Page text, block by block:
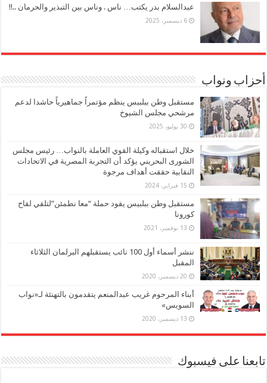
عبدالسلام بدر يكتب… ناس . وناس بين التبذير والحرمان ..!!
6 ديسمبر، 2025
أحزاب ونواب
مستقبل وطن ببلبيس ينظم مؤتمراً جماهيرياً حاشدا لدعم
مرشحي مجلس الشيوخ
30 يوليو، 2025
خلال استقباله وكيلة القوي العاملة بالنواب… رئيس مجلس
الشورى البحريني يؤكد أن التجربة المصرية في الاتحادات
النقابية حققت أهداف مرجوة
15 فبراير، 2024
مستقبل وطن ببلبيس يقود حملة “معا نطمئن”لتلقي لقاح
كورونا
13 نوفمبر، 2021
ننشر أسماء أول 100 نائب يستقبلهم البرلمان الثلاثاء
المقبل
20 ديسمبر، 2020
أبناء المرحوم غريب عبدالمنعم يتقدمون بالتهنئة لـ«نواب
السويس»
13 ديسمبر، 2020
تابعنا على فيسبوك